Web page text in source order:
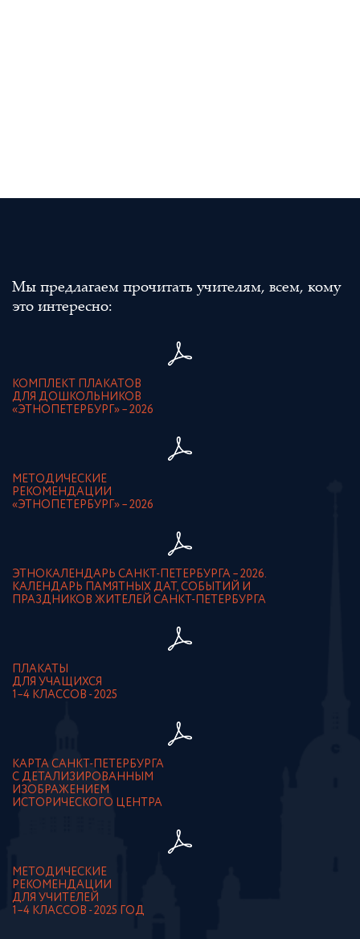
Мы предлагаем прочитать учителям, всем, кому
это интересно:
КОМПЛЕКТ ПЛАКАТОВ
ДЛЯ ДОШКОЛЬНИКОВ
«ЭТНОПЕТЕРБУРГ» – 2026
МЕТОДИЧЕСКИЕ
РЕКОМЕНДАЦИИ
«ЭТНОПЕТЕРБУРГ» – 2026
ЭТНОКАЛЕНДАРЬ САНКТ-ПЕТЕРБУРГА – 2026.
КАЛЕНДАРЬ ПАМЯТНЫХ ДАТ, СОБЫТИЙ И
ПРАЗДНИКОВ ЖИТЕЛЕЙ САНКТ-ПЕТЕРБУРГА
ПЛАКАТЫ
ДЛЯ УЧАЩИХСЯ
1–4 КЛАССОВ - 2025
КАРТА САНКТ-ПЕТЕРБУРГА
С ДЕТАЛИЗИРОВАННЫМ
ИЗОБРАЖЕНИЕМ
ИСТОРИЧЕСКОГО ЦЕНТРА
МЕТОДИЧЕСКИЕ
РЕКОМЕНДАЦИИ
ДЛЯ УЧИТЕЛЕЙ
1–4 КЛАССОВ - 2025 ГОД